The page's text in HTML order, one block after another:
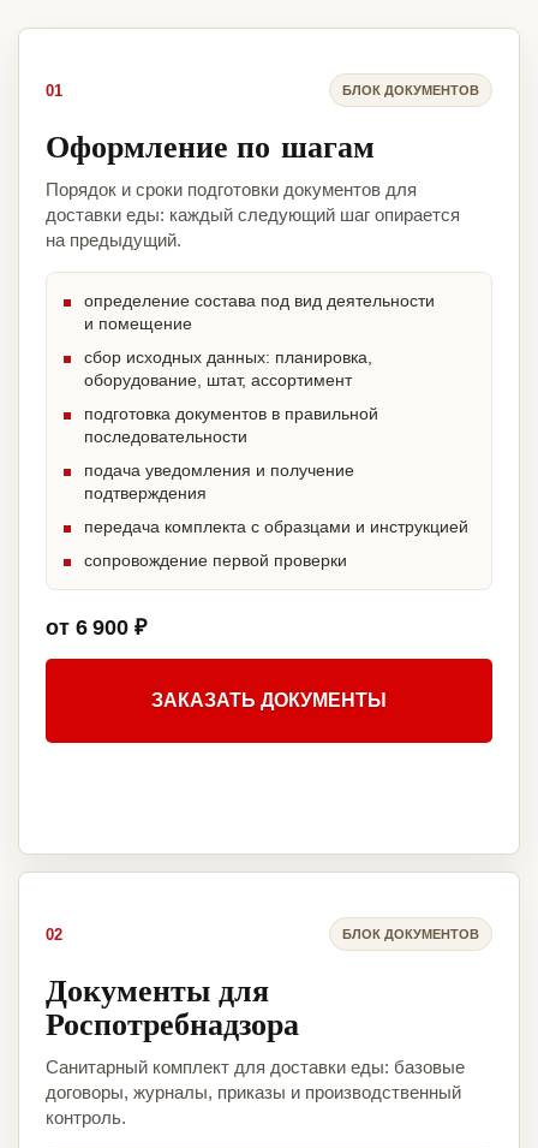
01 БЛОК ДОКУМЕНТОВ
Оформление по шагам
Порядок и сроки подготовки документов для
доставки еды: каждый следующий шаг опирается
на предыдущий.
определение состава под вид деятельности
и помещение
сбор исходных данных: планировка,
оборудование, штат, ассортимент
подготовка документов в правильной
последовательности
подача уведомления и получение
подтверждения
передача комплекта с образцами и инструкцией
сопровождение первой проверки
от 6 900 ₽
ЗАКАЗАТЬ ДОКУМЕНТЫ
02 БЛОК ДОКУМЕНТОВ
Документы для
Роспотребнадзора
Санитарный комплект для доставки еды: базовые
договоры, журналы, приказы и производственный
контроль.